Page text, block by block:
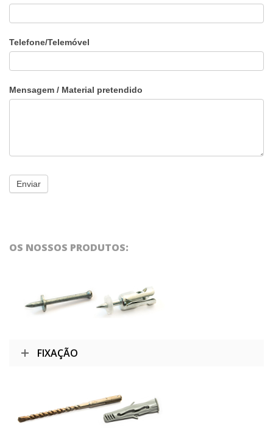
Telefone/Telemóvel
Mensagem / Material pretendido
OS NOSSOS PRODUTOS:
FIXAÇÃO